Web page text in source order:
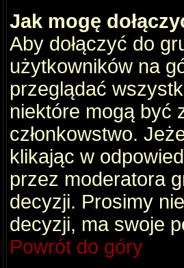
Jak mogę
Aby dołączyć do
użytkowników na
przeglądać
niektóre mogą być
członkowstwo.
klikając w
przez moderatora
decyzji. Prosimy
decyzji, ma swoje
Powrót do góry